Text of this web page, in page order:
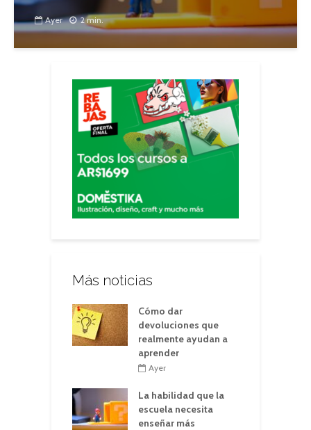
Ayer 2 min.
Más noticias
Cómo dar
devoluciones que
realmente ayudan a
aprender
Ayer
La habilidad que la
escuela necesita
enseñar más